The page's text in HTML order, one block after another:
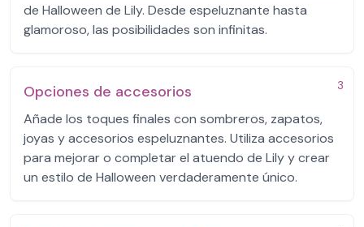
de Halloween de Lily. Desde espeluznante hasta
glamoroso, las posibilidades son infinitas.
3
Opciones de accesorios
Añade los toques finales con sombreros, zapatos,
joyas y accesorios espeluznantes. Utiliza accesorios
para mejorar o completar el atuendo de Lily y crear
un estilo de Halloween verdaderamente único.